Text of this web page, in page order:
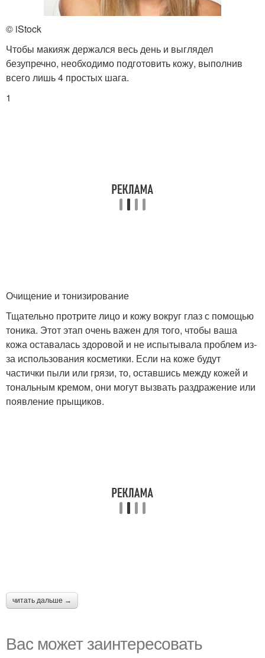
© iStock
Чтобы макияж держался весь день и выглядел
безупречно, необходимо подготовить кожу, выполнив
всего лишь 4 простых шага.
1
Очищение и тонизирование
Тщательно протрите лицо и кожу вокруг глаз с помощью
тоника. Этот этап очень важен для того, чтобы ваша
кожа оставалась здоровой и не испытывала проблем из-
за использования косметики. Если на коже будут
частички пыли или грязи, то, оставшись между кожей и
тональным кремом, они могут вызвать раздражение или
появление прыщиков.
читать дальше →
Вас может заинтересовать